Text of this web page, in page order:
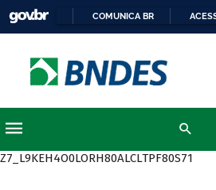
COMUNICA BR
Z7_L9KEH4O0LORH80ALCLTPF80S71